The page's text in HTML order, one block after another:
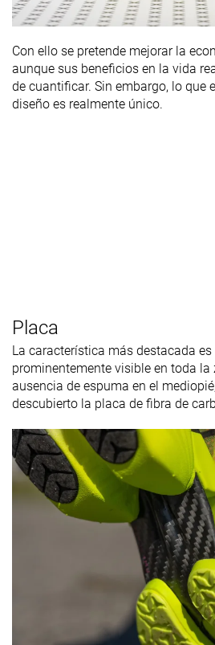
Con ello se pretende mejorar la
aunque sus beneficios en la vida
de cuantificar. Sin embargo, lo que
diseño es realmente único.
Placa
La característica más destacada es
prominentemente visible en toda
ausencia de espuma en el
descubierto la placa de fibra de